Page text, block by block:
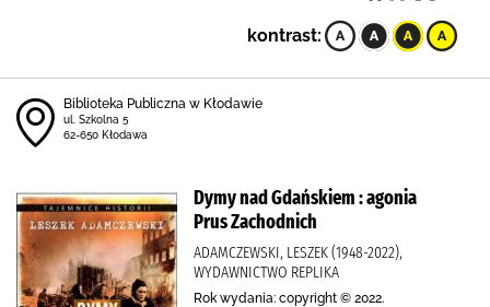
kontrast:
Biblioteka Publiczna w Kłodawie
ul. Szkolna 5
62-650 Kłodawa
Dymy nad Gdańskiem : agonia
Prus Zachodnich
ADAMCZEWSKI, LESZEK (1948-2022),
WYDAWNICTWO REPLIKA
Rok wydania: copyright © 2022.